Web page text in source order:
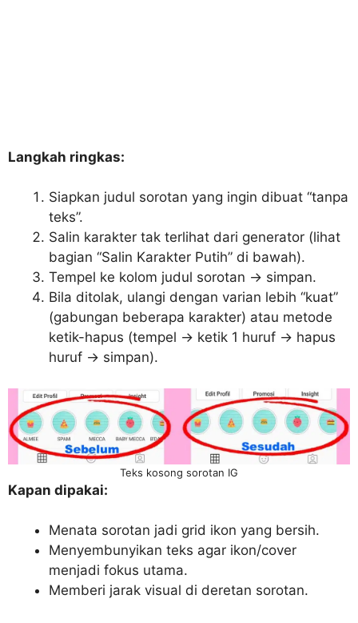
Langkah ringkas:
Siapkan judul sorotan yang ingin dibuat “tanpa
teks”.
Salin karakter tak terlihat dari generator (lihat
bagian “Salin Karakter Putih” di bawah).
Tempel ke kolom judul sorotan → simpan.
Bila ditolak, ulangi dengan varian lebih “kuat”
(gabungan beberapa karakter) atau metode
ketik-hapus (tempel → ketik 1 huruf → hapus
huruf → simpan).
Teks kosong sorotan IG
Kapan dipakai:
Menata sorotan jadi grid ikon yang bersih.
Menyembunyikan teks agar ikon/cover
menjadi fokus utama.
Memberi jarak visual di deretan sorotan.